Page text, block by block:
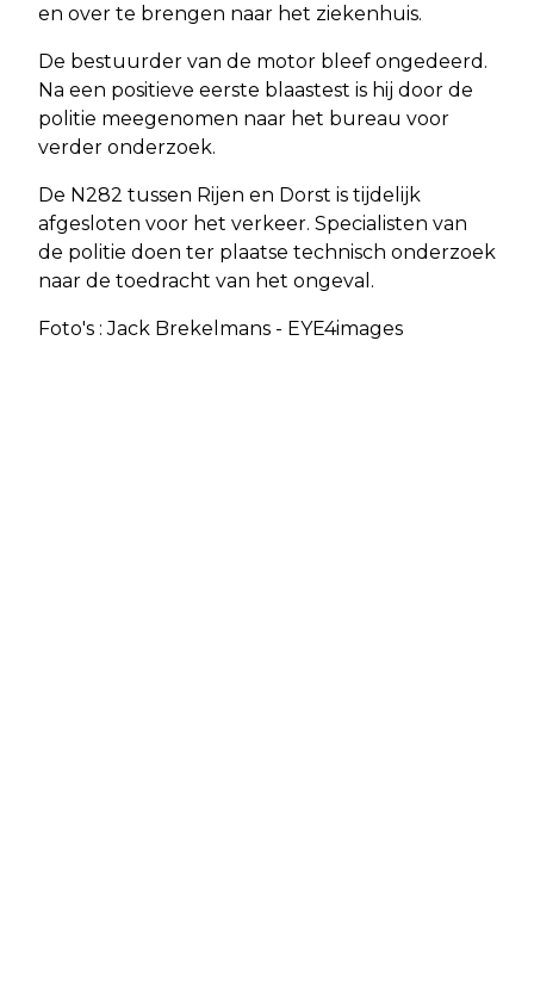
en over te brengen naar het ziekenhuis.
De bestuurder van de motor bleef ongedeerd.
Na een positieve eerste blaastest is hij door de
politie meegenomen naar het bureau voor
verder onderzoek.
De N282 tussen Rijen en Dorst is tijdelijk
afgesloten voor het verkeer. Specialisten van
de politie doen ter plaatse technisch onderzoek
naar de toedracht van het ongeval.
Foto's : Jack Brekelmans - EYE4images